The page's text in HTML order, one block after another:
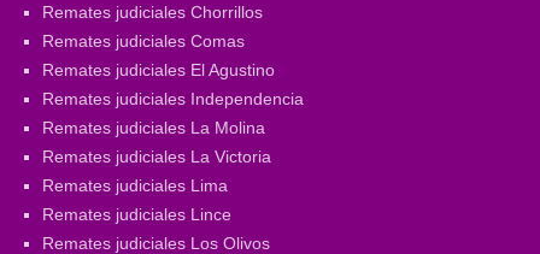
Remates judiciales Chorrillos
Remates judiciales Comas
Remates judiciales El Agustino
Remates judiciales Independencia
Remates judiciales La Molina
Remates judiciales La Victoria
Remates judiciales Lima
Remates judiciales Lince
Remates judiciales Los Olivos